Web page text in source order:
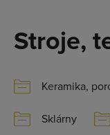
Stroje,
Keramika,
Sklárny